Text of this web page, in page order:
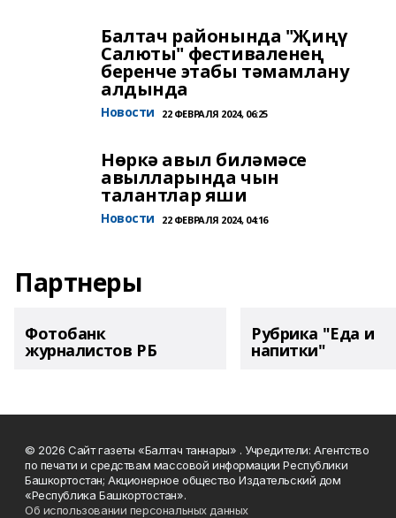
Балтач районында "Җиңү
Салюты" фестиваленең
беренче этабы тәмамлану
алдында
Новости 22 ФЕВРАЛЯ 2024, 06:25
Нөркә авыл биләмәсе
авылларында чын
талантлар яши
Новости 22 ФЕВРАЛЯ 2024, 04:16
Партнеры
Фотобанк
журналистов РБ
Рубрика "Еда и
напитки"
© 2026 Сайт газеты «Балтач таннары» . Учредители: Агентство
по печати и средствам массовой информации Республики
Башкортостан; Акционерное общество Издательский дом
«Республика Башкортостан».
Об использовании персональных данных